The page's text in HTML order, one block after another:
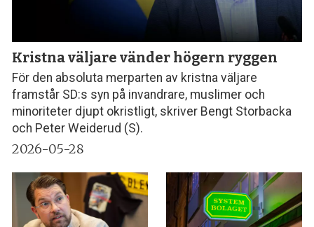
Kristna väljare vänder högern ryggen
För den absoluta merparten av kristna väljare
framstår SD:s syn på invandrare, muslimer och
minoriteter djupt okristligt, skriver Bengt Storbacka
och Peter Weiderud (S).
2026-05-28